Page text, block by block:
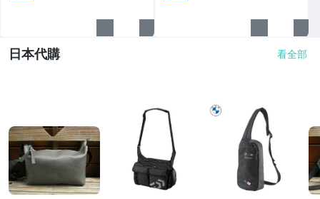
日本代購 看全部